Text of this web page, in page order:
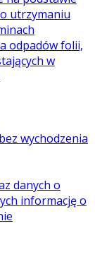
utrzymaniu
odpadów folii,
w
wychodzenia
danych o
informację o